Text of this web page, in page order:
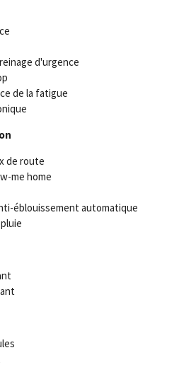
d'urgence
de la fatigue
de route
me home
éblouissement automatique